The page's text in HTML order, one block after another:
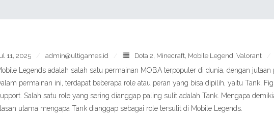
11, 2025 admin@ultigames.id Dota 2, Minecraft, Mobile Legend, Valorant
Legends adalah salah satu permainan MOBA terpopuler di dunia, dengan
permainan ini, terdapat beberapa role atau peran yang bisa dipilih, yaitu Tank,
Salah satu role yang sering dianggap paling sulit adalah Tank. Mengapa
utama mengapa Tank dianggap sebagai role tersulit di Mobile Legends.